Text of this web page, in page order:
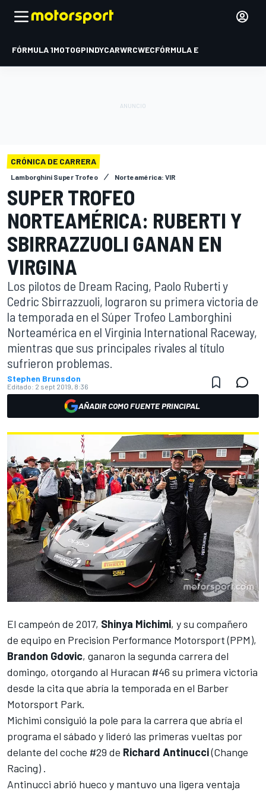
FÓRMULA 1MOTOGPINDYCARWRCWECFÓRMULA E
CRÓNICA DE CARRERA
Lamborghini Super Trofeo Norteamérica: VIR
SUPER TROFEO
NORTEAMÉRICA: RUBERTI Y
SBIRRAZZUOLI GANAN EN
VIRGINA
Los pilotos de Dream Racing, Paolo Ruberti y
Cedric Sbirrazzuoli, lograron su primera victoria de
la temporada en el Súper Trofeo Lamborghini
Norteamérica en el Virginia International Raceway,
mientras que sus principales rivales al título
sufrieron problemas.
Stephen Brunsdon
Editado: 2 sept 2019, 8:36
AÑADIR COMO FUENTE PRINCIPAL
El campeón de 2017, Shinya Michimi, y su compañero
de equipo en Precision Performance Motorsport (PPM),
Brandon Gdovic, ganaron la segunda carrera del
domingo, otorgando al Huracan #46 su primera victoria
desde la cita que abría la temporada en el Barber
Motorsport Park.
Michimi consiguió la pole para la carrera que abría el
programa el sábado y lideró las primeras vueltas por
delante del coche #29 de Richard Antinucci(Change
Racing) .
Antinucci abrió hueco y mantuvo una ligera ventaja